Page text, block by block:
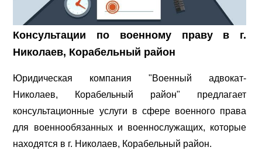
Консультации по военному праву в г.
Николаев, Корабельный район
Юридическая компания "Военный адвокат-
Николаев, Корабельный район" предлагает
консультационные услуги в сфере военного права
для военнообязанных и военнослужащих, которые
находятся в г. Николаев, Корабельный район.